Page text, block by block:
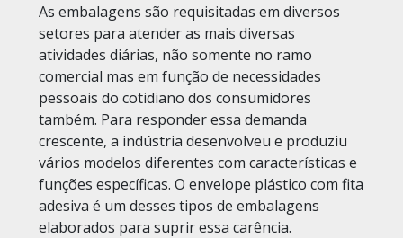
As embalagens são requisitadas em diversos
setores para atender as mais diversas
atividades diárias, não somente no ramo
comercial mas em função de necessidades
pessoais do cotidiano dos consumidores
também. Para responder essa demanda
crescente, a indústria desenvolveu e produziu
vários modelos diferentes com características e
funções específicas. O envelope plástico com fita
adesiva é um desses tipos de embalagens
elaborados para suprir essa carência.